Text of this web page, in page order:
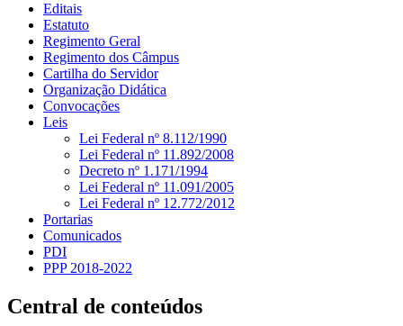
Editais
Estatuto
Regimento Geral
Regimento dos Câmpus
Cartilha do Servidor
Organização Didática
Convocações
Leis
Lei Federal nº 8.112/1990
Lei Federal nº 11.892/2008
Decreto nº 1.171/1994
Lei Federal nº 11.091/2005
Lei Federal nº 12.772/2012
Portarias
Comunicados
PDI
PPP 2018-2022
Central de conteúdos